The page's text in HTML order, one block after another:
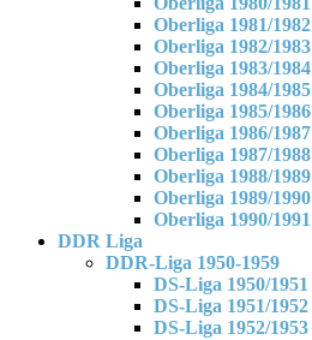
Oberliga 1981/1982
Oberliga 1982/1983
Oberliga 1983/1984
Oberliga 1984/1985
Oberliga 1985/1986
Oberliga 1986/1987
Oberliga 1987/1988
Oberliga 1988/1989
Oberliga 1989/1990
Oberliga 1990/1991
DDR Liga
DDR-Liga 1950-1959
DS-Liga 1950/1951
DS-Liga 1951/1952
DS-Liga 1952/1953